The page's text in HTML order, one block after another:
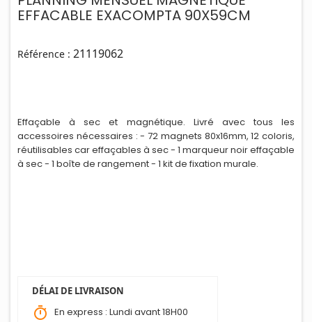
EFFACABLE EXACOMPTA 90X59CM
Référence : 21119062
Effaçable à sec et magnétique. Livré avec tous les
accessoires nécessaires : - 72 magnets 80x16mm, 12 coloris,
réutilisables car effaçables à sec - 1 marqueur noir effaçable
à sec - 1 boîte de rangement - 1 kit de fixation murale.
DÉLAI DE LIVRAISON
timer En express : Lundi avant 18H00